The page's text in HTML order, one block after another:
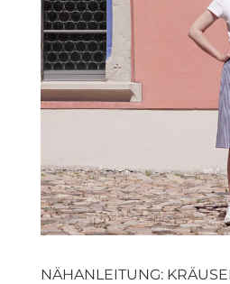
NÄHANLEITUNG: